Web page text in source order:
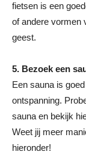
fietsen is een
of andere vormen
geest.
5. Bezoek een
Een sauna is
ontspanning.
sauna en bekijk
Weet jij meer
hieronder!